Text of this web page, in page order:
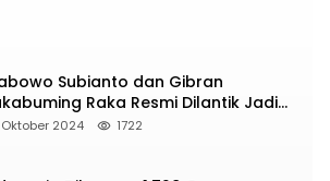
Subianto dan Gibran
Raka Resmi Dilantik Jadi
dan Wapres RI
2024 1722